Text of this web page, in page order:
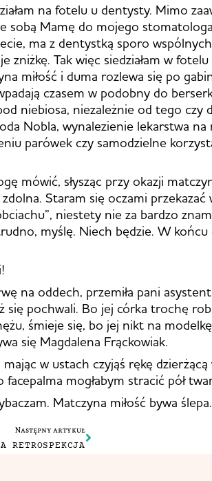
na fotelu u dentysty. Mimo
sobą Mamę do mojego
ma z dentystką sporo
zniżkę. Tak więc siedziałam w
miłość i duma rozlewa się po
czasem w podobny do
niebiosa, niezależnie od tego czy
Nobla, wynalezienie lekarstwa na
parówek czy samodzielne
mówić, słysząc przy okazji
Staram się oczami przekazać
niestety nie za bardzo
myślę. Niech będzie. W końcu
na oddech, przemiła pani
się pochwali. Bo jej córka trochę
śmieje się, bo jej nikt na
się Magdalena Frąckowiak.
w ustach czyjąś rękę
mogłabym stracić pół
Matczyna miłość bywa ślepa.
Następny artykuł
RETROSPEKCJA